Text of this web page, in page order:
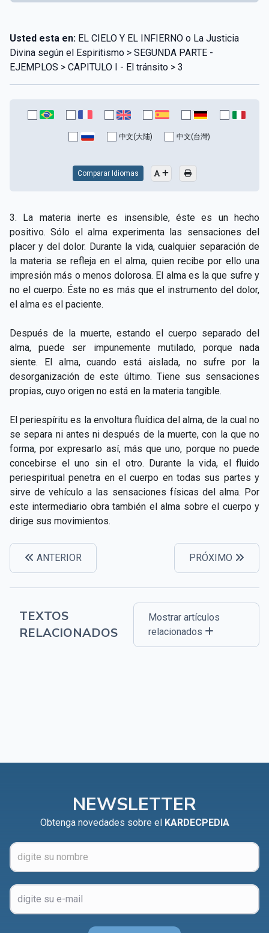
Usted esta en: EL CIELO Y EL INFIERNO o La Justicia
Divina según el Espiritismo > SEGUNDA PARTE -
EJEMPLOS > CAPITULO I - El tránsito > 3
中文(大陆) 中文(台灣)
Comparar Idiomas
3. La materia inerte es insensible, éste es un hecho
positivo. Sólo el alma experimenta las sensaciones del
placer y del dolor. Durante la vida, cualquier separación de
la materia se refleja en el alma, quien recibe por ello una
impresión más o menos dolorosa. El alma es la que sufre y
no el cuerpo. Éste no es más que el instrumento del dolor,
el alma es el paciente.
Después de la muerte, estando el cuerpo separado del
alma, puede ser impunemente mutilado, porque nada
siente. El alma, cuando está aislada, no sufre por la
desorganización de este último. Tiene sus sensaciones
propias, cuyo origen no está en la materia tangible.
El periespíritu es la envoltura fluídica del alma, de la cual no
se separa ni antes ni después de la muerte, con la que no
forma, por expresarlo así, más que uno, porque no puede
concebirse el uno sin el otro. Durante la vida, el fluido
periespiritual penetra en el cuerpo en todas sus partes y
sirve de vehículo a las sensaciones físicas del alma. Por
este intermediario obra también el alma sobre el cuerpo y
dirige sus movimientos.
ANTERIOR PRÓXIMO
TEXTOS
RELACIONADOS
Mostrar artículos
relacionados
NEWSLETTER
Obtenga novedades sobre el KARDECPEDIA